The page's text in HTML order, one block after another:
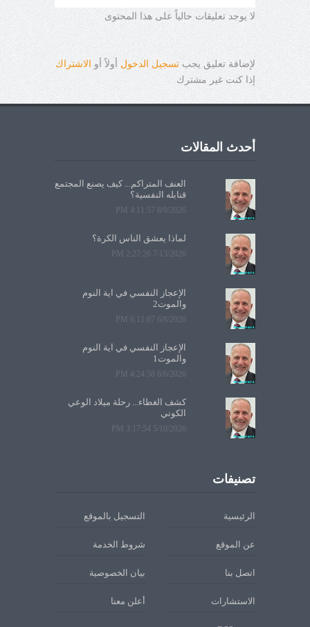
لا يوجد تعليقات حالياً على هذا المحتوى
لإضافة تعليق يجب تسجيل الدخول أولاً أو الاشتراك
إذا كنت غير مشترك
أحدث المقالات
العنف المتراكم... كيف يصنع المجتمع
قنابله النفسية؟
8/9/2026 4:11:57 PM
لماذا يعشق الناس الكرة؟
7/13/2026 2:27:26 PM
الإعجاز النفسي في آية النوم
والموت2
6/8/2026 6:11:07 PM
الإعجاز النفسي في آية النوم
والموت1
6/6/2026 4:24:58 PM
كشف الغطاء... رحلة ميلاد الوعي
الكوني
5/10/2026 3:17:54 PM
تصنيفات
الرئيسية التسجيل بالموقع
عن الموقع شروط الخدمة
اتصل بنا بيان الخصوصية
الاستشارات أعلن معنا